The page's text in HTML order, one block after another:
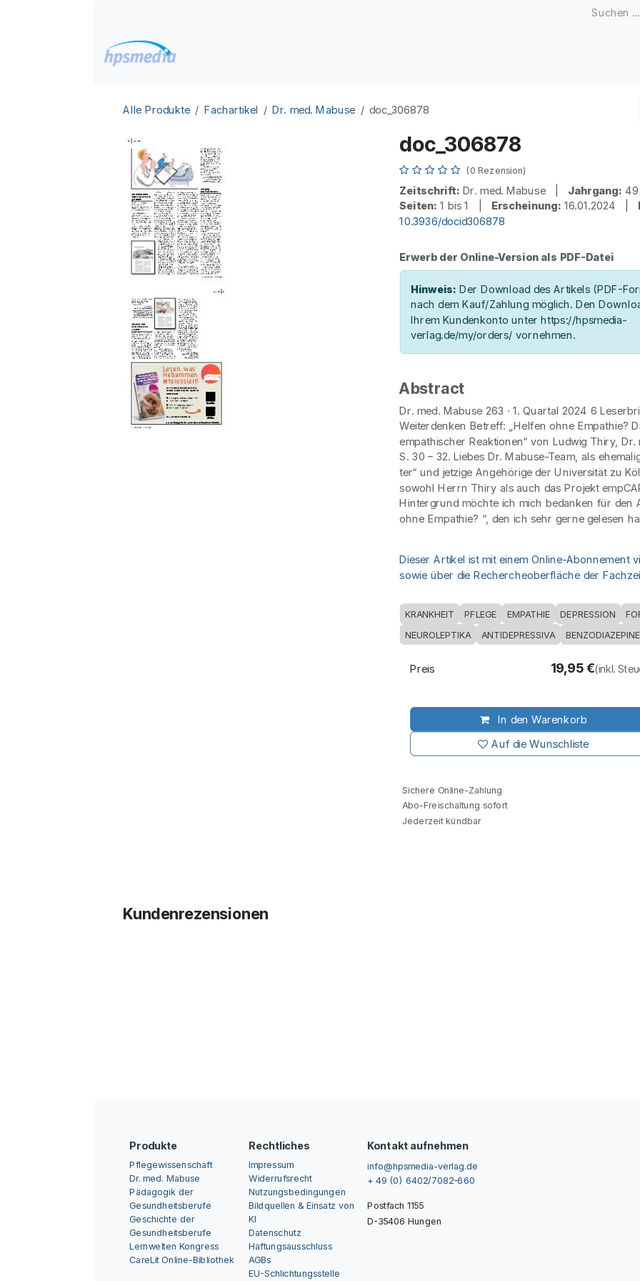
Alle Produkte Fachartikel Dr. med. Mabuse doc_306878
doc_306878
(0 Rezension)
Zeitschrift: Dr. med. Mabuse | Jahrgang:
Seiten: 1 bis 1 | Erscheinung: 16.01.2024 |
10.3936/docid306878
Erwerb der Online-Version als PDF-Datei
Hinweis: Der Download des Artikels (PDF-
nach dem Kauf/Zahlung möglich. Den
Ihrem Kundenkonto unter https://hpsmedia-
verlag.de/my/orders/ vornehmen.
Abstract
Dr. med. Mabuse 263 · 1. Quartal 2024 6
Weiterdenken Betreff: „Helfen ohne Empathie?
empathischer Reaktionen“ von Ludwig Thiry, Dr.
S. 30 – 32. Liebes Dr. Mabuse-Team, als
ter“ und jetzige Angehörige der Universität zu
sowohl Herrn Thiry als auch das Projekt
Hintergrund möchte ich mich bedanken für den
ohne Empathie? “, den ich sehr gerne gelesen
Dieser Artikel ist mit einem Online-Abonnement
sowie über die Rechercheoberfläche der
KRANKHEIT PFLEGE EMPATHIE DEPRESSION
NEUROLEPTIKA
ANTIDEPRESSIVA BENZODIAZEPINE
In den Warenkorb
Auf die Wunschliste
Preis 19,95€(inkl.
Sichere Online-Zahlung
Abo-Freischaltung sofort
Jederzeit kündbar
Kundenrezensionen
Produkte
Pflegewissenschaft
Dr. med. Mabuse
Pädagogik der
Gesundheitsberufe
Geschichte der
Gesundheitsberufe
Lernwelten Kongress
CareLit Online-Bibliothek
Rechtliches
Impressum
Widerrufsrecht
Nutzungsbedingungen
Bildquellen & Einsatz von
KI
Datenschutz
Haftungsausschluss
AGBs
EU-Schlichtungsstelle
Kontakt aufnehmen
info@hpsmedia-verlag.de
+ 49 (0) 6402/7082-660
Postfach 1155
D-35406 Hungen